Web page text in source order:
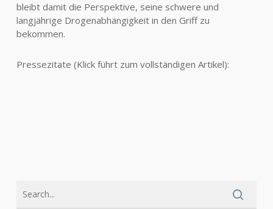
bleibt damit die Perspektive, seine schwere und
langjährige Drogenabhängigkeit in den Griff zu
bekommen.
Pressezitate (Klick führt zum vollständigen Artikel):